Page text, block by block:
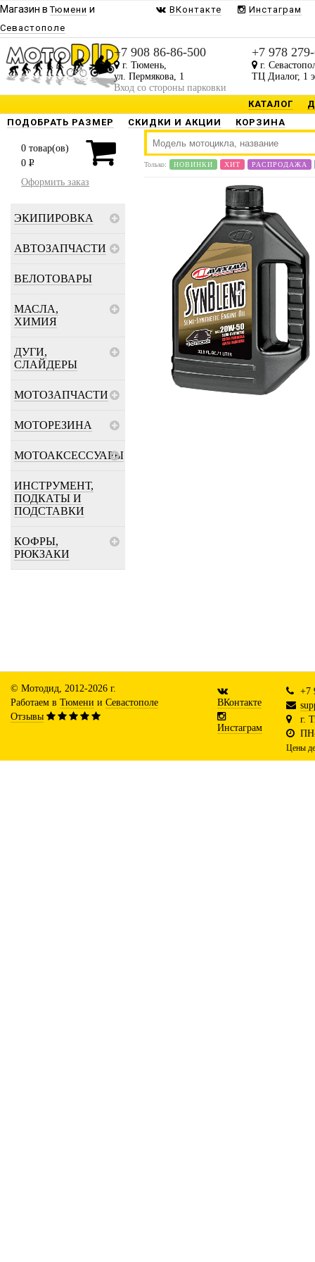
Магазин вТюмени и
Севастополе
ВКонтакте Инстаграм
+7 908 86-86-500
г. Тюмень,
ул. Пермякова, 1
Вход со стороны парковки
+7 978
г.
ТЦ Диалог, 1
КАТАЛОГ
ПОДОБРАТЬ РАЗМЕР
СКИДКИ И АКЦИИ КОРЗИНА
0 товар(ов)
0 P
Оформить заказ
ЭКИПИРОВКА
АВТОЗАПЧАСТИ
ВЕЛОТОВАРЫ
МАСЛА,
ХИМИЯ
ДУГИ,
СЛАЙДЕРЫ
МОТОЗАПЧАСТИ
МОТОРЕЗИНА
МОТОАКСЕССУАРЫ
ИНСТРУМЕНТ,
ПОДКАТЫ И
ПОДСТАВКИ
КОФРЫ,
РЮКЗАКИ
Только: НОВИНКИ ХИТ РАСПРОДАЖА
© Мотодид, 2012-2026 г.
Работаем в Тюмени и Севастополе
Отзывы
ВКонтакте
Инстаграм
+7
г.
Цены